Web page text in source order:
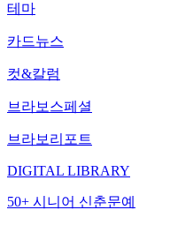
테마
카드뉴스
컷&칼럼
브라보스페셜
브라보리포트
DIGITAL LIBRARY
50+ 시니어 신춘문예